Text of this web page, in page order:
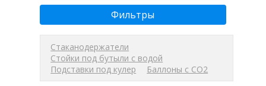
Фильтры
Стаканодержатели
Стойки под бутыли с водой
Подставки под кулер
Баллоны с СО2